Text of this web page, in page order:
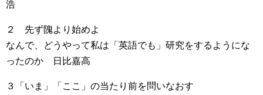
浩
２ 先ず隗より始めよ
なんで、どうやって私は「英語でも」研究をするようにな
ったのか 日比嘉高
３「いま」「ここ」の当たり前を問いなおす